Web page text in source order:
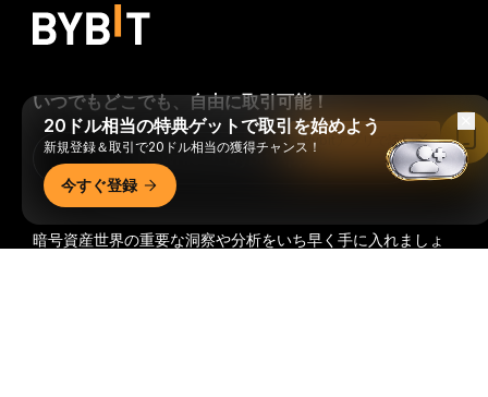
暗号資産世界の重要な洞察や分析をいち早く手に入れましょ
いつでもどこでも、自由に取引可能！
Download Bybit App
20ドル相当の特典ゲットで取引を始めよう
新規登録＆取引で20ドル相当の獲得チャンス！
今すぐ登録
Bybitアプリで読む